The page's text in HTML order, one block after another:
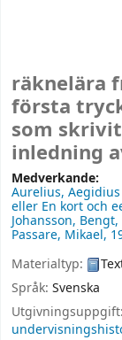
räknelära
första
som
inledning
Medverkande:
Aurelius,
eller En kort och
Johansson, Bengt,
Passare, Mikael,
Materialtyp:
Språk: Svenska
Utgivningsuppgift: